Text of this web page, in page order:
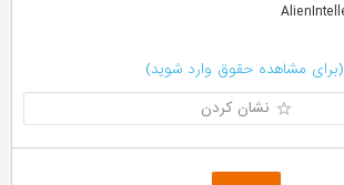
(برای مشاهده حقوق وارد شوید)
نشان کردن